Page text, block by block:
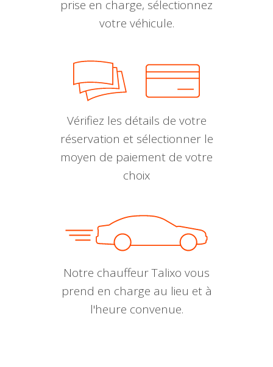
prise en charge, sélectionnez
votre véhicule.
Vérifiez les détails de votre
réservation et sélectionner le
moyen de paiement de votre
choix
Notre chauffeur Talixo vous
prend en charge au lieu et à
l'heure convenue.